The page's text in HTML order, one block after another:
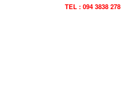
TEL : 094 3838 278